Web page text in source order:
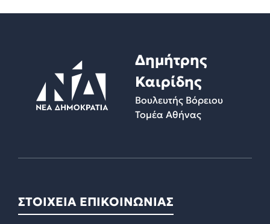
Δημήτρης
Καιρίδης
Βουλευτής Βόρειου
Τομέα Αθήνας
ΣΤΟΙΧΕΙΑ ΕΠΙΚΟΙΝΩΝΙΑΣ